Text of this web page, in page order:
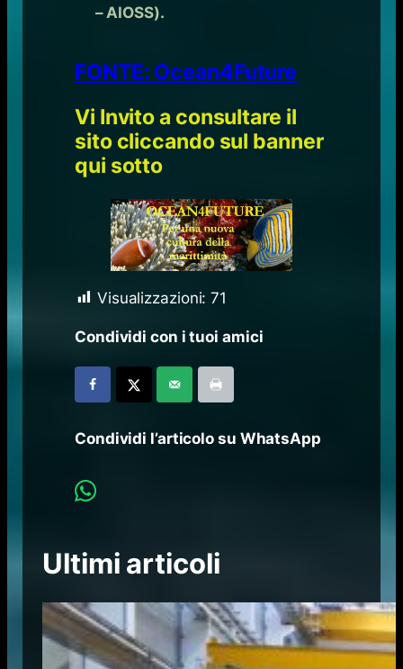
– AIOSS).
FONTE: Ocean4Future
Vi Invito a consultare il
sito cliccando sul banner
qui sotto
Visualizzazioni: 71
Condividi con i tuoi amici
Condividi l’articolo su WhatsApp
Ultimi articoli